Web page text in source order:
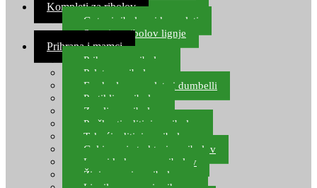
Kompleti za ribolov
Gotovi ribolovni kompleti
Setovi za ribolov lignje
Prihrana i mamci
Prihrana za ribolov
Pelete za ribolov
Feeder lovne pelete i dumbelli
Partikli za ribolov
Zemlja za ribolov
Praškasti aditivi za ribolov
Tekući aditivi za ribolov
Gel i sprej atraktori za ribolov
Lovni kukuruz za ribolov
Živi mamci za ribolov